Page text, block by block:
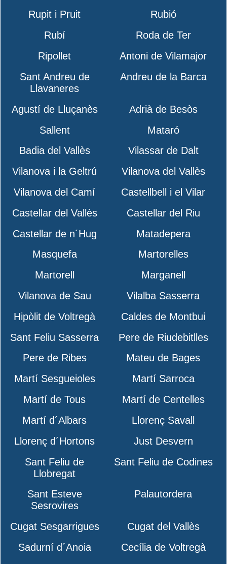
Rupit i Pruit
Rubió
Rubí
Roda de Ter
Ripollet
Antoni de Vilamajor
Sant Andreu de
Llavaneres
Andreu de la Barca
Agustí de Lluçanès
Adrià de Besòs
Sallent
Mataró
Badia del Vallès
Vilassar de Dalt
Vilanova i la Geltrú
Vilanova del Vallès
Vilanova del Camí
Castellbell i el Vilar
Castellar del Vallès
Castellar del Riu
Castellar de n´Hug
Matadepera
Masquefa
Martorelles
Martorell
Marganell
Vilanova de Sau
Vilalba Sasserra
Hipòlit de Voltregà
Caldes de Montbui
Sant Feliu Sasserra
Pere de Riudebitlles
Pere de Ribes
Mateu de Bages
Martí Sesgueioles
Martí Sarroca
Martí de Tous
Martí de Centelles
Martí d´Albars
Llorenç Savall
Llorenç d´Hortons
Just Desvern
Sant Feliu de
Llobregat
Sant Feliu de Codines
Sant Esteve
Sesrovires
Palautordera
Cugat Sesgarrigues
Cugat del Vallès
Sadurní d´Anoia
Cecília de Voltregà